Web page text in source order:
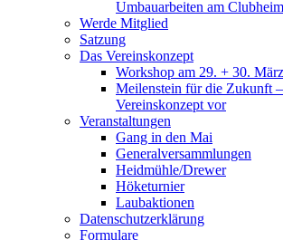
Umbauarbeiten am Clubheim
Werde Mitglied
Satzung
Das Vereinskonzept
Workshop am 29. + 30.
Meilenstein für die Zukunft
Vereinskonzept vor
Veranstaltungen
Gang in den Mai
Generalversammlungen
Heidmühle/Drewer
Höketurnier
Laubaktionen
Datenschutzerklärung
Formulare